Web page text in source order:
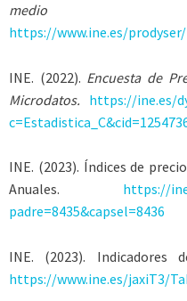
medio
https://www.ine.es/
INE. (2022). Encuesta de
Microdatos. https://ine.es/
INE. (2023). Índices de
Anuales. https://
padre=8435&capsel=8436
INE. (2023). Indicadores
https://www.ine.es/jaxiT3/